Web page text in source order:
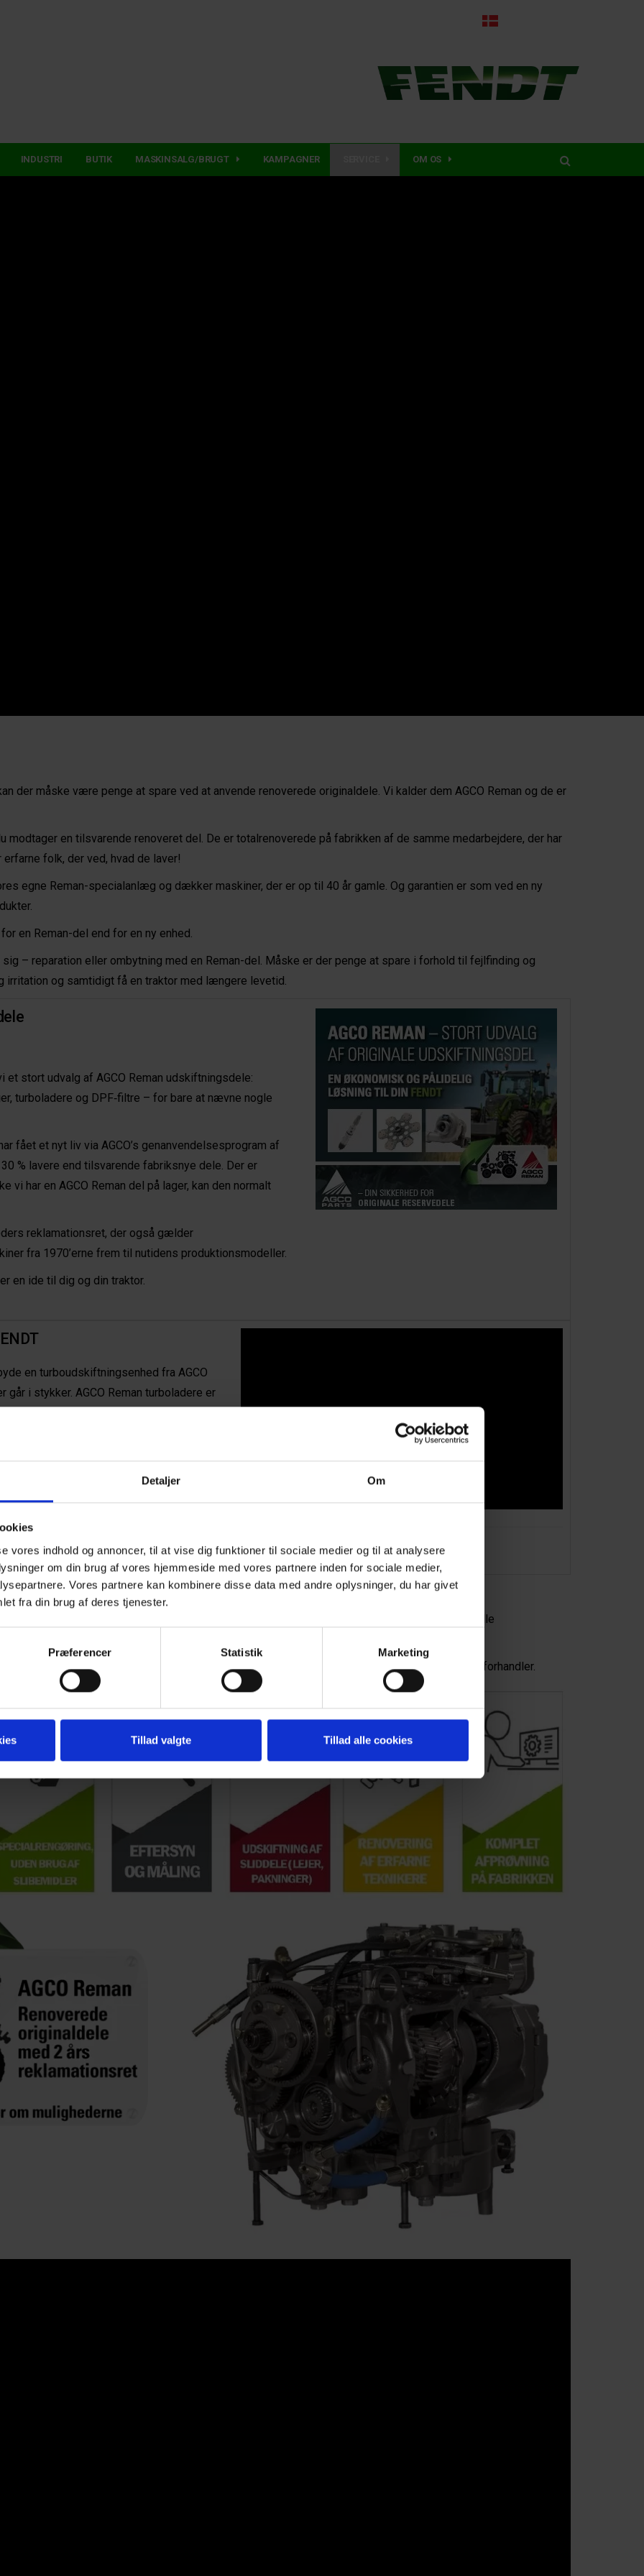
Detaljer Om
vores indhold og annoncer, til at vise dig funktioner til sociale medier og til at analysere
om din brug af vores hjemmeside med vores partnere inden for sociale medier,
Vores partnere kan kombinere disse data med andre oplysninger, du har givet
fra din brug af deres tjenester.
Præferencer Statistik Marketing
Tillad valgte Tillad alle cookies
INDUSTRI BUTIK MASKINSALG/BRUGT KAMPAGNER OM OS
der måske være penge at spare ved at anvende renoverede originaldele. Vi kalder dem AGCO Reman og de er
modtager en tilsvarende renoveret del. De er totalrenoverede på fabrikken af de samme medarbejdere, der har
folk, der ved, hvad de laver!
egne Reman-specialanlæg og dækker maskiner, der er op til 40 år gamle. Og garantien er som ved en ny
en Reman-del end for en ny enhed.
– reparation eller ombytning med en Reman-del. Måske er der penge at spare i forhold til fejlfinding og
irritation og samtidigt få en traktor med længere levetid.
stort udvalg af AGCO Reman udskiftningsdele:
turboladere og DPF‐filtre – for bare at nævne nogle
fået et nyt liv via AGCO’s genanvendelsesprogram af
% lavere end tilsvarende fabriksnye dele. Der er
har en AGCO Reman del på lager, kan den normalt
reklamationsret, der også gælder
fra 1970’erne frem til nutidens produktionsmodeller.
en ide til dig og din traktor.
en turboudskiftningsenhed fra AGCO
i stykker. AGCO Reman turboladere er
af produkteksperter til samme
Reman, eller læse mere om AGCO
turboladere
forhandlernetværk og sendes direkte til Reman leverandøren. Her rengøres og undersøges alle
udskiftes det med en ny, original del.
eksperter, og alt er tilfredsstillende i forhold til de nyeste specifikationer, sendes den ud til din forhandler.